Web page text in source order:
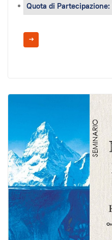
Quota di Partecipazione: